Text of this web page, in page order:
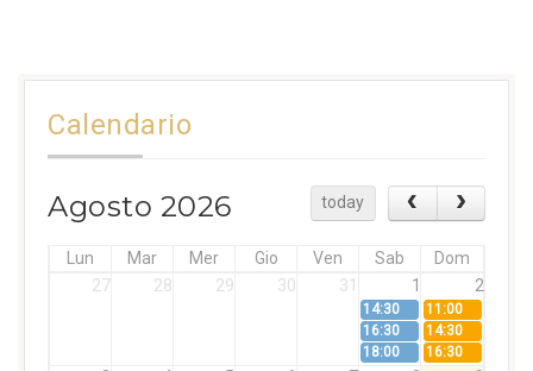
Calendario
Agosto 2026 today
Lun Mar Mer Gio Ven Sab
Dom
27
28 29 30 31 1 2
14:30
11:00
16:30
14:30
18:00
16:30